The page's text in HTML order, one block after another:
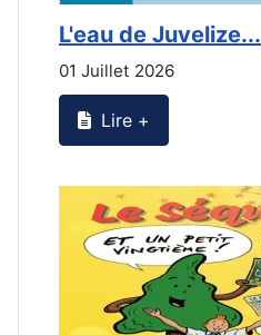
L'eau de Juvelize...
01 Juillet 2026
Lire +